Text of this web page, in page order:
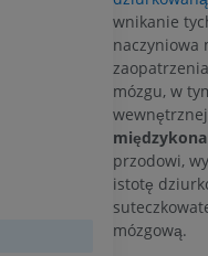
wnikanie
naczyniowa
mózgu, w
przodowi,
istotę
mózgową.